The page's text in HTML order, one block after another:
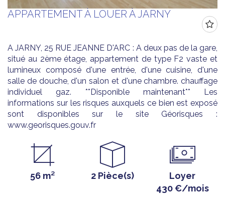
APPARTEMENT À LOUER À JARNY
A JARNY, 25 RUE JEANNE D'ARC : A deux pas de la gare,
situé au 2ème étage, appartement de type F2 vaste et
lumineux composé d'une entrée, d'une cuisine, d'une
salle de douche, d'un salon et d'une chambre. chauffage
individuel gaz. **Disponible maintenant** Les
informations sur les risques auxquels ce bien est exposé
sont disponibles sur le site Géorisques :
www.georisques.gouv.fr
56 m² 2 Pièce(s)
Loyer
430 €/mois